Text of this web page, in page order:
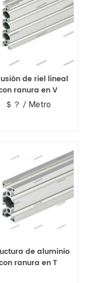
de riel lineal
ranura en V
＄？ / Metro
de aluminio
ranura en T